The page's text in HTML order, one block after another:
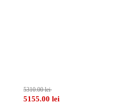
5310.00 lei
5155.00 lei